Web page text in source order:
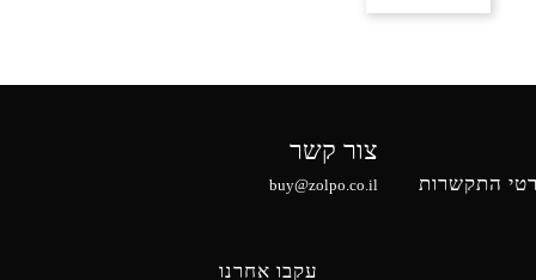
התקשרות
צור קשר
buy@zolpo.co.il
עקבו אחרנו